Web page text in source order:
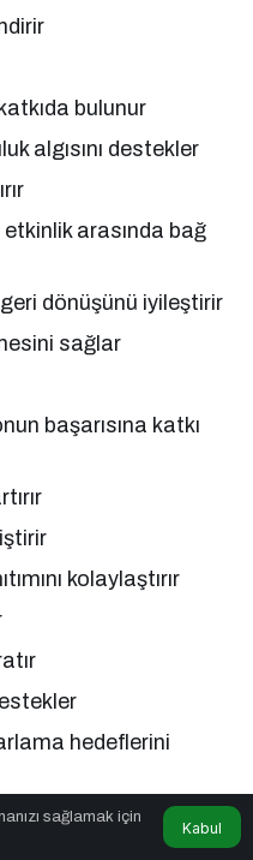
bulunur
algısını destekler
arasında bağ
geri dönüşünü iyileştirir
sağlar
başarısına katkı
kolaylaştırır
hedeflerini
Nasıl Yapılır?
sağlamak için
Kabul